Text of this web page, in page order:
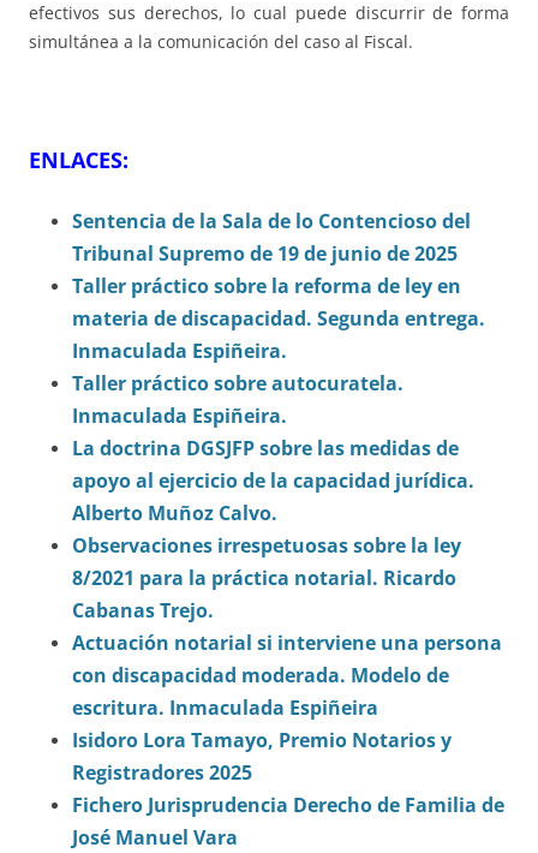
efectivos sus derechos, lo cual puede discurrir de forma
simultánea a la comunicación del caso al Fiscal.
ENLACES:
Sentencia de la Sala de lo Contencioso del
Tribunal Supremo de 19 de junio de 2025
Taller práctico sobre la reforma de ley en
materia de discapacidad. Segunda entrega.
Inmaculada Espiñeira.
Taller práctico sobre autocuratela.
Inmaculada Espiñeira.
La doctrina DGSJFP sobre las medidas de
apoyo al ejercicio de la capacidad jurídica.
Alberto Muñoz Calvo.
Observaciones irrespetuosas sobre la ley
8/2021 para la práctica notarial. Ricardo
Cabanas Trejo.
Actuación notarial si interviene una persona
con discapacidad moderada. Modelo de
escritura. Inmaculada Espiñeira
Isidoro Lora Tamayo, Premio Notarios y
Registradores 2025
Fichero Jurisprudencia Derecho de Familia de
José Manuel Vara